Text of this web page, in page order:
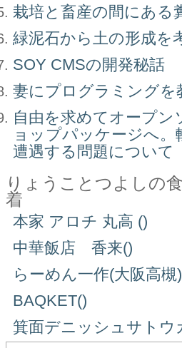
栽培と畜産の間にある
緑泥石から土の形成を
SOY CMSの開発秘話
妻にプログラミングを
自由を求めてオープン
ョップパッケージへ。
遭遇する問題について
りょうことつよしの
着
本家 アロチ 丸高 ()
中華飯店 香来()
らーめん一作(大阪高槻)
BAQKET()
箕面デニッシュサトウ